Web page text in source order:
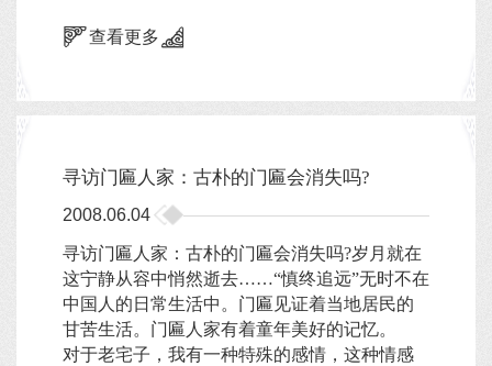
查看更多
寻访门匾人家：古朴的门匾会消失吗?
2008.06.04
寻访门匾人家：古朴的门匾会消失吗?岁月就在
这宁静从容中悄然逝去……“慎终追远”无时不在
中国人的日常生活中。门匾见证着当地居民的
甘苦生活。门匾人家有着童年美好的记忆。
对于老宅子，我有一种特殊的感情，这种情感